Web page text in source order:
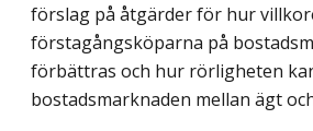
förslag på åtgärder för hur
förstagångsköparna på
förbättras och hur rörligheten
bostadsmarknaden mellan ägt